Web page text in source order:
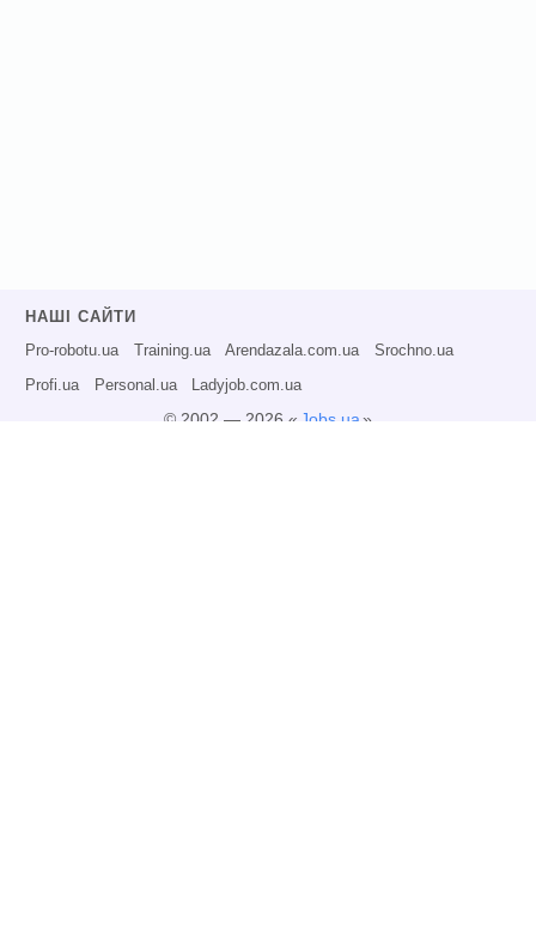
НАШІ САЙТИ
Pro-robotu.ua Training.ua Arendazala.com.ua Srochno.ua
Profi.ua Personal.ua Ladyjob.com.ua
© 2002 — 2026 « Jobs.ua»